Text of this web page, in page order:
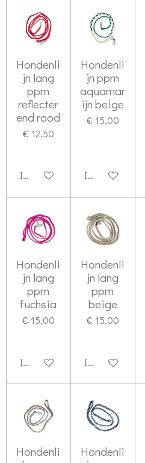
Hondenli
jn lang
ppm
reflecter
end rood
€ 12,50
In winkelwagen
Hondenli
jn ppm
aquamar
ijn beige
€ 15,00
In winkelwagen
Hondenli
jn lang
ppm
fuchsia
€ 15,00
In winkelwagen
Hondenli
jn lang
ppm
beige
€ 15,00
In winkelwagen
Hondenli
Hondenli